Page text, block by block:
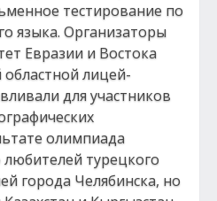
тестирование по
языка. Организаторы
Евразии и Востока
лицей-
для участников
олимпиада
турецкого
города Челябинска, но